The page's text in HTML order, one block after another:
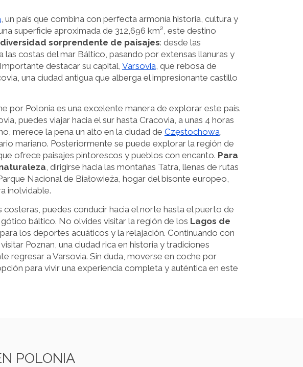
, un país que combina con perfecta armonía historia, cultura y
superficie aproximada de 312,696 km², este destino
diversidad sorprendente de paisajes: desde las
las costas del mar Báltico, pasando por extensas llanuras y
destacar su capital,Varsovia, que rebosa de
una ciudad antigua que alberga el impresionante castillo
por Polonia es una excelente manera de explorar este país.
puedes viajar hacia el sur hasta Cracovia, a unas 4 horas
merece la pena un alto en la ciudad de Częstochowa,
mariano. Posteriormente se puede explorar la región de
ofrece paisajes pintorescos y pueblos con encanto. Para
, dirigirse hacia las montañas Tatra, llenas de rutas
Nacional de Białowieża, hogar del bisonte europeo,
inolvidable.
costeras, puedes conducir hacia el norte hasta el puerto de
gótico báltico. No olvides visitar la región de los Lagos de
los deportes acuáticos y la relajación. Continuando con
Poznan, una ciudad rica en historia y tradiciones
regresar a Varsovia. Sin duda, moverse en coche por
para vivir una experiencia completa y auténtica en este
POLONIA